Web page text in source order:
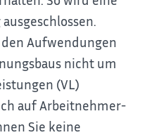
den Aufwendungen
nicht um
(VL)
auf Arbeitnehmer-
Sie keine